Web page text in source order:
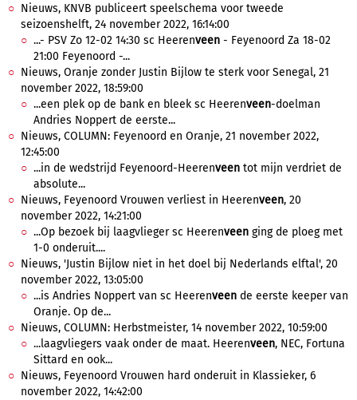
Nieuws, KNVB publiceert speelschema voor tweede
seizoenshelft, 24 november 2022, 16:14:00
...- PSV Zo 12-02 14:30 sc Heerenveen - Feyenoord Za 18-02
21:00 Feyenoord -...
Nieuws, Oranje zonder Justin Bijlow te sterk voor Senegal, 21
november 2022, 18:59:00
...een plek op de bank en bleek sc Heerenveen-doelman
Andries Noppert de eerste...
Nieuws, COLUMN: Feyenoord en Oranje, 21 november 2022,
12:45:00
...in de wedstrijd Feyenoord-Heerenveen tot mijn verdriet de
absolute...
Nieuws, Feyenoord Vrouwen verliest in Heerenveen, 20
november 2022, 14:21:00
...Op bezoek bij laagvlieger sc Heerenveen ging de ploeg met
1-0 onderuit....
Nieuws, 'Justin Bijlow niet in het doel bij Nederlands elftal', 20
november 2022, 13:05:00
...is Andries Noppert van sc Heerenveen de eerste keeper van
Oranje. Op de...
Nieuws, COLUMN: Herbstmeister, 14 november 2022, 10:59:00
...laagvliegers vaak onder de maat. Heerenveen, NEC, Fortuna
Sittard en ook...
Nieuws, Feyenoord Vrouwen hard onderuit in Klassieker, 6
november 2022, 14:42:00